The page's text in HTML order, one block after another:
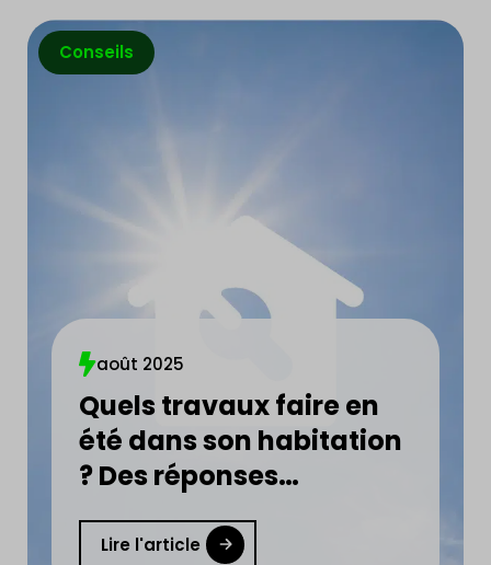
Conseils
août 2025
Quels travaux faire en
été dans son habitation
? Des réponses
concrètes et utiles en
moins de 5 min !
Lire l'article